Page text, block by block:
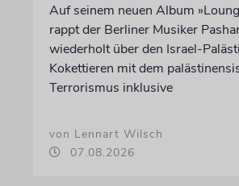
Auf seinem neuen Album
rappt der Berliner Musiker
wiederholt über den Israel-
Kokettieren mit dem
Terrorismus inklusive
von Lennart Wilsch
07.08.2026